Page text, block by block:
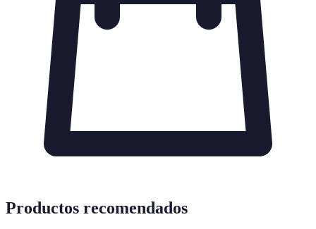
Productos recomendados